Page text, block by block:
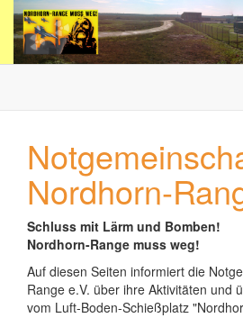
Nordhorn-
Schluss mit Lärm und Bomben!
Nordhorn-Range muss weg!
Auf diesen Seiten informiert die
Range e.V. über ihre Aktivitäten und
vom Luft-Boden-Schießplatz